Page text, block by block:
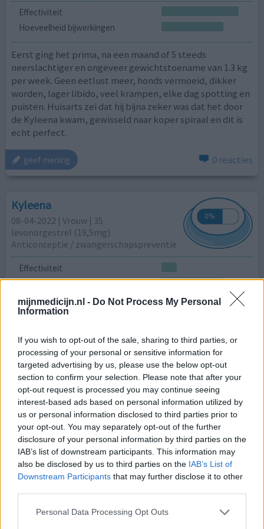
mijnmedicijn.nl - Do Not Process My Personal
Information
If you wish to opt-out of the sale, sharing to third parties, or
processing of your personal or sensitive information for
targeted advertising by us, please use the below opt-out
section to confirm your selection. Please note that after your
opt-out request is processed you may continue seeing
interest-based ads based on personal information utilized by
us or personal information disclosed to third parties prior to
your opt-out. You may separately opt-out of the further
disclosure of your personal information by third parties on the
IAB’s list of downstream participants. This information may
also be disclosed by us to third parties on the IAB’s List of
Downstream Participants that may further disclose it to other
Personal Data Processing Opt Outs
Effectiviteit
Hoeveelheid bijwerkingen
Eerst ging het prima, na een maand of 5 steeds
neerslachtiger en ongeveer gewichtstoename van 1.3 kg
per week. Geen eetlust meer, honds vermoeid, dikker
worden, lager libido, veel krampen, elke dag spotting en
puisten. Huisarts zei dat hij bijna zeker was dat het door
de Kyleena kwam, gewisseld naar koper spiraal en dit is
echt perfect.
geef mening 0 reacties
Kyleena
08-04-2022 | Vrouw | 35
levonorgestrel (19,5mg)
Anticonceptie / zwangerschapspreventie
Effectiviteit
Hoeveelheid bijwerkingen
Ik heb ongeveer 2.5 jaar de kyleena spiraal gehad. Na 2
ik weinig pijn ervaren. Eerste maanden nog wel
bloedverlies na verloop van tijd werd dit minder tot
nauwelijks meer een menstruatie. Helaas heb ik met de
spiraal een buitenbaarmoederlijke zwangerschap
gekregen waarbij ik er heel laat achter kwam. Ik ben veel
bloed v[lees meer...]
geef mening 0 reacties
Kyleena
Anticonceptie / zwangerschapspreventie